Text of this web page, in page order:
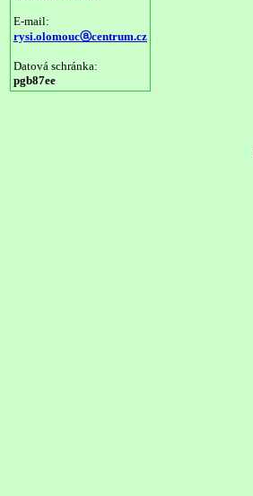
E-mail:
rysi.olomoucⓐcentrum.cz
Datová schránka:
pgb87ee